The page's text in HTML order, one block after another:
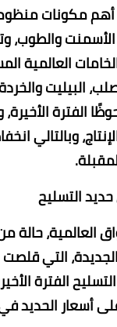
أهم مكونات
والطوب،
العالمية
البيليت
الفترة
وبالتالي
التسليح
العالمية، حالة
التي
الفترة
أسعار الحديد